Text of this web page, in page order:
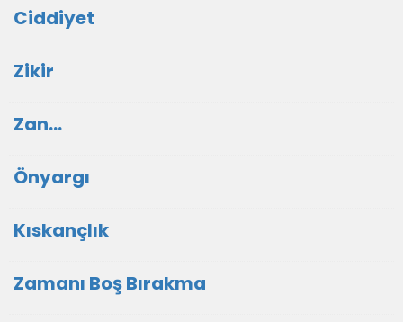
Ciddiyet
Zikir
Zan...
Önyargı
Kıskançlık
Zamanı Boş Bırakma